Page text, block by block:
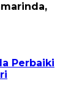
Perbaiki